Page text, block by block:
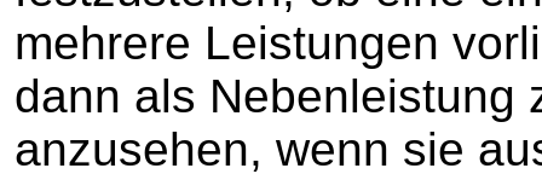
mehrere Leistungen
dann als Nebenleistung
anzusehen, wenn sie